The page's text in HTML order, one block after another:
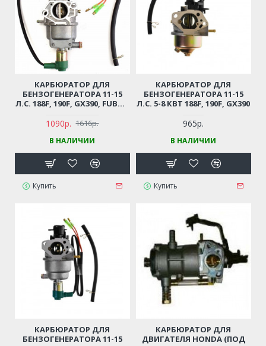
КАРБЮРАТОР ДЛЯ
БЕНЗОГЕНЕРАТОРА 11-15
Л.С. 188F, 190F, GX390, FUBAG
ЭЛЕКТРОМАГНИТНЫМ
КЛАПАНОМ, ДЛЯ
ВАКУУМНОГО РЕГУЛЯТОРА
1090р. 1616р.
В НАЛИЧИИ
Купить
КАРБЮРАТОР ДЛЯ
БЕНЗОГЕНЕРАТОРА 11-15
Л.С. 5-8 КВТ 188F, 190F, GX390
965р.
В НАЛИЧИИ
Купить
КАРБЮРАТОР ДЛЯ
БЕНЗОГЕНЕРАТОРА 11-15
КАРБЮРАТОР ДЛЯ
ДВИГАТЕЛЯ HONDA (ПОД